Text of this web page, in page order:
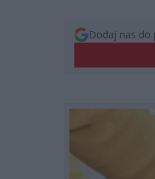
Dodaj nas do